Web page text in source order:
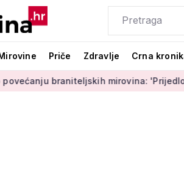
Priče Zdravlje Crna
braniteljskih mirovina: 'Prijedlog